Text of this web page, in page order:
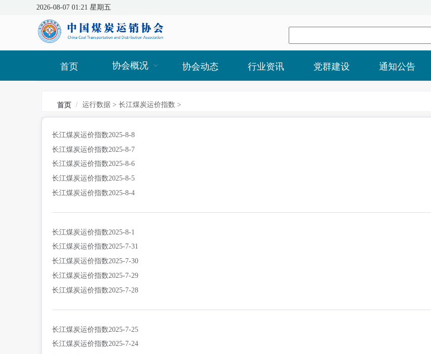
2026-08-07 01:21 星期五
首页 协会概况 协会动态 行业资讯 党群建设 通知公告
首页 / 运行数据 > 长江煤炭运价指数 >
长江煤炭运价指数2025-8-8
长江煤炭运价指数2025-8-7
长江煤炭运价指数2025-8-6
长江煤炭运价指数2025-8-5
长江煤炭运价指数2025-8-4
长江煤炭运价指数2025-8-1
长江煤炭运价指数2025-7-31
长江煤炭运价指数2025-7-30
长江煤炭运价指数2025-7-29
长江煤炭运价指数2025-7-28
长江煤炭运价指数2025-7-25
长江煤炭运价指数2025-7-24